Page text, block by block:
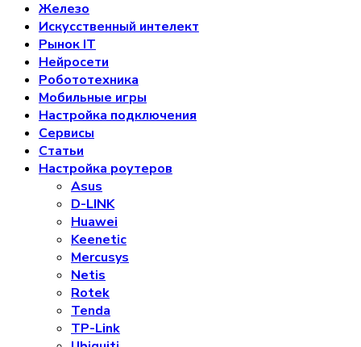
Железо
Искусственный интелект
Рынок IT
Нейросети
Робототехника
Мобильные игры
Настройка подключения
Сервисы
Статьи
Настройка роутеров
Asus
D-LINK
Huawei
Keenetic
Mercusys
Netis
Rotek
Tenda
TP-Link